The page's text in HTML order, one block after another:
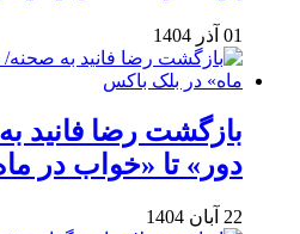
01 آذر 1404
بازگشت رضا فانید
دور» تا «خواب در
22 آبان 1404